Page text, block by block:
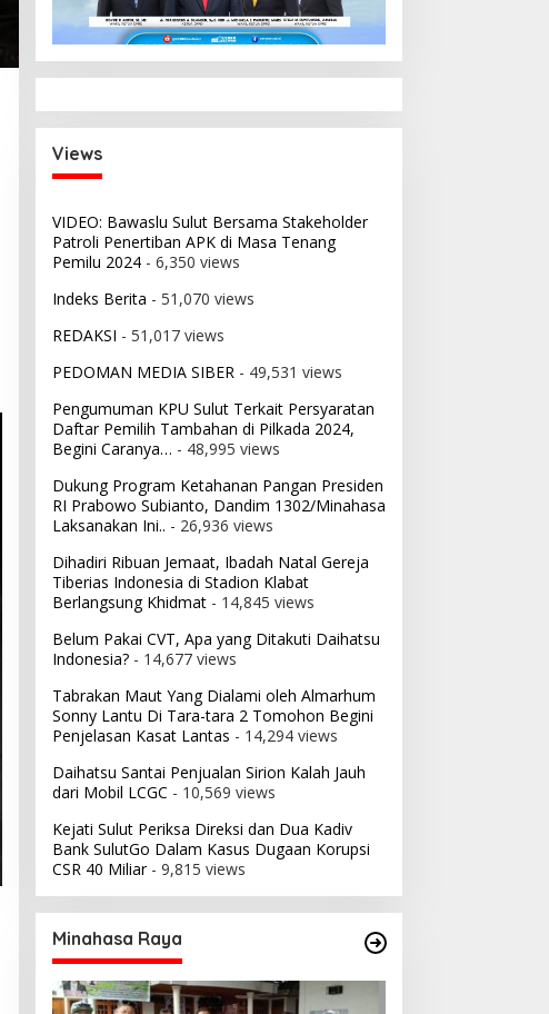
Views
VIDEO: Bawaslu Sulut Bersama Stakeholder
Patroli Penertiban APK di Masa Tenang
Pemilu 2024- 6,350 views
Indeks Berita - 51,070 views
REDAKSI - 51,017 views
PEDOMAN MEDIA SIBER- 49,531 views
Pengumuman KPU Sulut Terkait Persyaratan
Daftar Pemilih Tambahan di Pilkada 2024,
Begini Caranya… - 48,995 views
Dukung Program Ketahanan Pangan Presiden
RI Prabowo Subianto, Dandim 1302/Minahasa
Laksanakan Ini.. - 26,936 views
Dihadiri Ribuan Jemaat, Ibadah Natal Gereja
Tiberias Indonesia di Stadion Klabat
Berlangsung Khidmat- 14,845 views
Belum Pakai CVT, Apa yang Ditakuti Daihatsu
Indonesia?- 14,677 views
Tabrakan Maut Yang Dialami oleh Almarhum
Sonny Lantu Di Tara-tara 2 Tomohon Begini
Penjelasan Kasat Lantas - 14,294 views
Daihatsu Santai Penjualan Sirion Kalah Jauh
dari Mobil LCGC - 10,569 views
Kejati Sulut Periksa Direksi dan Dua Kadiv
Bank SulutGo Dalam Kasus Dugaan Korupsi
CSR 40 Miliar- 9,815 views
Minahasa Raya